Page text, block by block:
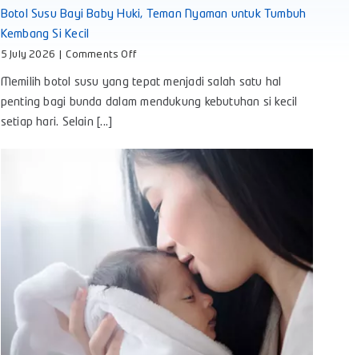
Botol Susu Bayi Baby Huki, Teman Nyaman untuk Tumbuh
Kembang Si Kecil
5 July 2026 Comments Offon
Susu
Bayi
Nyaman
untuk
Tumbuh
Kembang
Si
Kecil
Memilih botol susu yang tepat menjadi salah satu hal
penting bagi bunda dalam mendukung kebutuhan si kecil
setiap hari. Selain [...]